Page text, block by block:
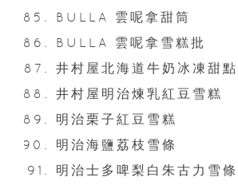
BULLA 雲呢拿甜筒
BULLA 雲呢拿雪糕批
井村屋北海道牛奶冰凍甜點
井村屋明治煉乳紅豆雪糕
明治栗子紅豆雪糕
明治海鹽荔枝雪條
明治士多啤梨白朱古力雪條